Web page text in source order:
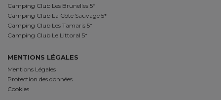
Camping Club Les Brunelles 5*
Camping Club La Côte Sauvage 5*
Camping Club Les Tamaris 5*
Camping Club Le Littoral 5*
MENTIONS LÉGALES
Mentions Légales
Protection des données
Cookies